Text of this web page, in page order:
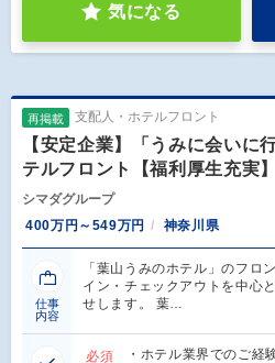
気になる
再掲載 支配人・ホテルフロント
【安定企業】「うみに会いに
テルフロント【福利厚生充実】
シマダグループ
400万円～549万円
神奈川県
仕事
内容
「葉山うみのホテル」のフロ
イン・チェックアウトを中心
せします。 葉…
必須
・ホテル業界でのご経